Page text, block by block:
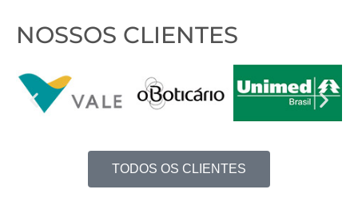
NOSSOS CLIENTES
TODOS OS CLIENTES